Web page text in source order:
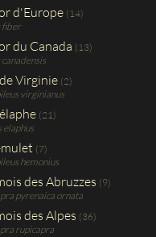
d'Europe (14)
fiber
du Canada (13)
Virginie (2)
virginianus
(21)
elaphus
(7)
hemonius
des Abruzzes (9)
pyrenaica ornata
des Alpes (36)
rupicapra